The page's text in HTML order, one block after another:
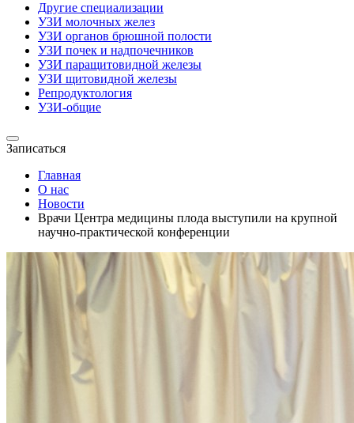
Другие специализации
УЗИ молочных желез
УЗИ органов брюшной полости
УЗИ почек и надпочечников
УЗИ паращитовидной железы
УЗИ щитовидной железы
Репродуктология
УЗИ-общие
Записаться
Главная
О нас
Новости
Врачи Центра медицины плода выступили на крупной
научно‑практической конференции